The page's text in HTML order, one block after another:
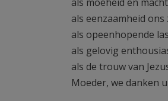
als eenzaamheid
als opeenhopende
als gelovig
als de trouw van
Moeder, we danken